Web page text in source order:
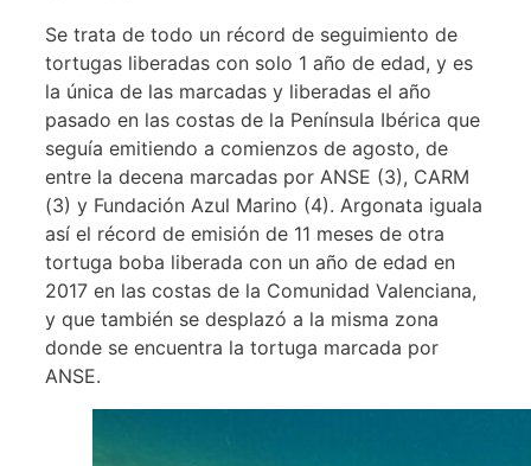
Se trata de todo un récord de seguimiento de
tortugas liberadas con solo 1 año de edad, y es
la única de las marcadas y liberadas el año
pasado en las costas de la Península Ibérica que
seguía emitiendo a comienzos de agosto, de
entre la decena marcadas por ANSE (3), CARM
(3) y Fundación Azul Marino (4). Argonata iguala
así el récord de emisión de 11 meses de otra
tortuga boba liberada con un año de edad en
2017 en las costas de la Comunidad Valenciana,
y que también se desplazó a la misma zona
donde se encuentra la tortuga marcada por
ANSE.